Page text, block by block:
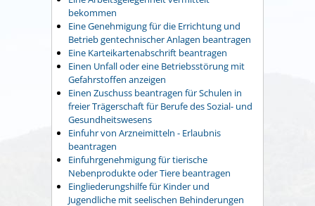
bekommen
Eine Genehmigung für die Errichtung und
Betrieb gentechnischer Anlagen beantragen
Eine Karteikartenabschrift beantragen
Einen Unfall oder eine Betriebsstörung mit
Gefahrstoffen anzeigen
Einen Zuschuss beantragen für Schulen in
freier Trägerschaft für Berufe des Sozial- und
Gesundheitswesens
Einfuhr von Arzneimitteln - Erlaubnis
beantragen
Einfuhrgenehmigung für tierische
Nebenprodukte oder Tiere beantragen
Eingliederungshilfe für Kinder und
Jugendliche mit seelischen Behinderungen